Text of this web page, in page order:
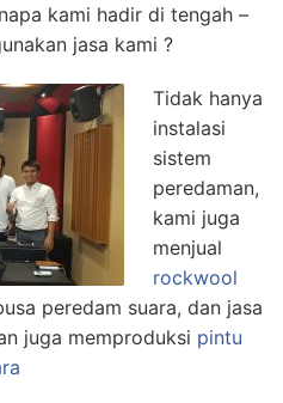
kami hadir di tengah –
jasa kami ?
Tidak hanya
instalasi
sistem
peredaman,
kami juga
menjual
rockwool
peredam suara, dan jasa
juga memproduksi pintu